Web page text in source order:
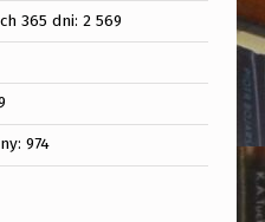
365 dni:2 569
974